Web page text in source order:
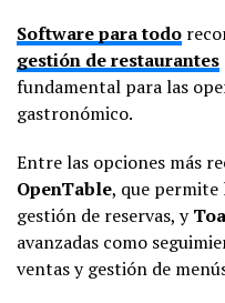
Software para todo
gestión de restaurantes
fundamental para las
gastronómico.
Entre las opciones más
OpenTable, que permite
gestión de reservas, y
avanzadas como
ventas y gestión de